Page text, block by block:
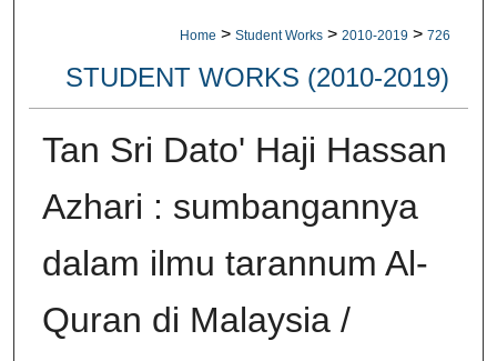
Home > Student Works > 2010-2019 > 726
STUDENT WORKS (2010-2019)
Tan Sri Dato' Haji Hassan
Azhari : sumbangannya
dalam ilmu tarannum Al-
Quran di Malaysia /